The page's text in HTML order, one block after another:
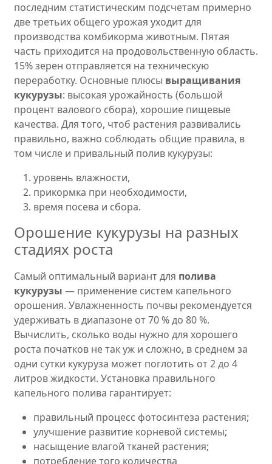
последним статистическим подсчетам примерно
две третьих общего урожая уходит для
производства комбикорма животным. Пятая
часть приходится на продовольственную область.
15% зерен отправляется на техническую
переработку. Основные плюсы выращивания
кукурузы: высокая урожайность (большой
процент валового сбора), хорошие пищевые
качества. Для того, чтоб растения развивались
правильно, важно соблюдать общие правила, в
том числе и привальный полив кукурузы:
уровень влажности,
прикормка при необходимости,
время посева и сбора.
Орошение кукурузы на разных
стадиях роста
Самый оптимальный вариант для полива
кукурузы — применение систем капельного
орошения. Увлажненность почвы рекомендуется
удерживать в диапазоне от 70 % до 80 %.
Вычислить, сколько воды нужно для хорошего
роста початков не так уж и сложно, в среднем за
одни сутки кукуруза может поглотить от 2 до 4
литров жидкости. Установка правильного
капельного полива гарантирует:
правильный процесс фотосинтеза растения;
улучшение развитие корневой системы;
насыщение влагой тканей растения;
потребление того количества